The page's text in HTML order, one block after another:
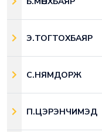
Э.ТОГТОХБАЯР
С.НЯМДОРЖ
П.ЦЭРЭНЧИМЭД